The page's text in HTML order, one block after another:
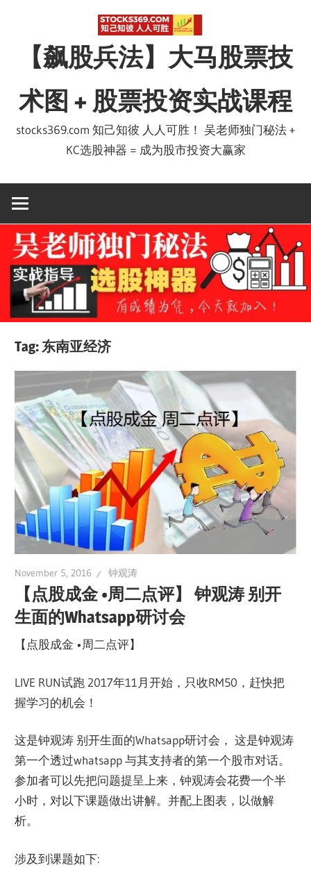
【飙股兵法】大马股票技
术图 + 股票投资实战课程
stocks369.com 知己知彼 人人可胜！ 吴老师独门秘法 +
KC选股神器 = 成为股市投资大赢家
Tag: 东南亚经济
November 5, 2016 钟观涛
【点股成金 •周二点评】 钟观涛 别开
生面的Whatsapp研讨会
【点股成金 •周二点评】
LIVE RUN试跑 2017年11月开始，只收RM50，赶快把
握学习的机会！
这是钟观涛 别开生面的Whatsapp研讨会， 这是钟观涛
第一个透过whatsapp 与其支持者的第一个股市对话。
参加者可以先把问题提呈上来，钟观涛会花费一个半
小时，对以下课题做出讲解。并配上图表，以做解
析。
涉及到课题如下: